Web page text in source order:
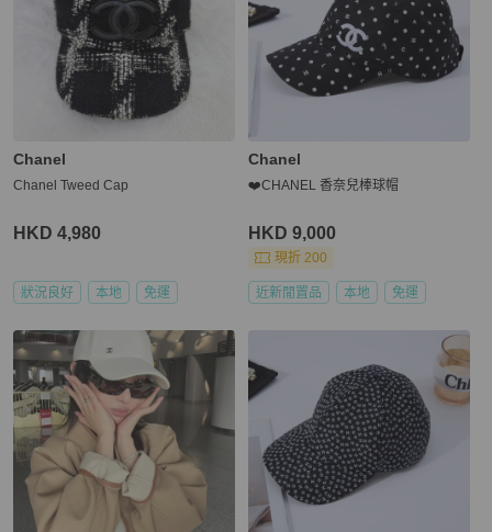
Chanel
Chanel Tweed Cap
HKD 4,980
狀況良好 本地 免運
Chanel
❤️CHANEL 香奈兒棒球帽
HKD 9,000
現折 200
近新閒置品 本地 免運